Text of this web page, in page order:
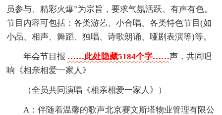
员参与、精彩火爆”为宗旨，要求气氛活跃、有声有色。
节目内容可包括：各类游艺、小合唱、各类特色节目(如
小品、相声、舞蹈、独唱、诗歌朗诵、哑剧表演等)等。
年会节目报 ……此处隐藏5184个字……声，共同唱
响《相亲相爱一家人》
（全员共同演唱《相亲相爱一家人》）
A：伴随着温馨的歌声北京赛文斯塔物业管理有限公